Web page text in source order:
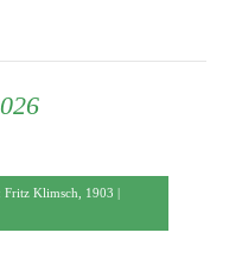
Fritz Klimsch, 1903 |